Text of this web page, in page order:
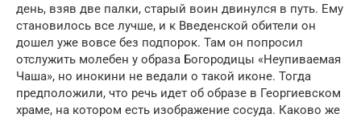
день, взяв две палки, старый воин двинулся в путь. Ему
становилось все лучше, и к Введенской обители он
дошел уже вовсе без подпорок. Там он попросил
отслужить молебен у образа Богородицы «Неупиваемая
Чаша», но инокини не ведали о такой иконе. Тогда
предположили, что речь идет об образе в Георгиевском
храме, на котором есть изображение сосуда. Каково же